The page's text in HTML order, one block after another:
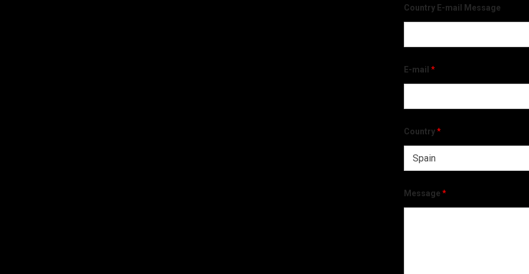
Country E-mail Message
E-mail *
Country*
Message *